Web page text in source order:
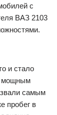
с
ВАЗ 2103
и стало
мощным
самым
пробег в